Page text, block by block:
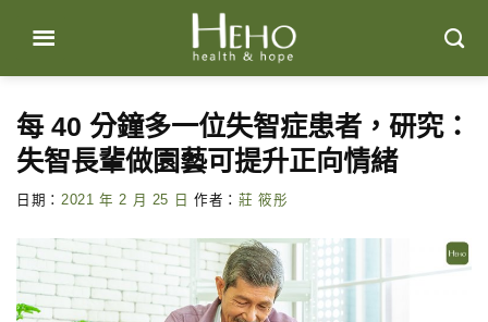
content
每 40 分鐘多一位失智症患者，研究：
失智長輩做園藝可提升正向情緒
日期： 2021 年 2 月 25 日 作者： 莊 筱彤